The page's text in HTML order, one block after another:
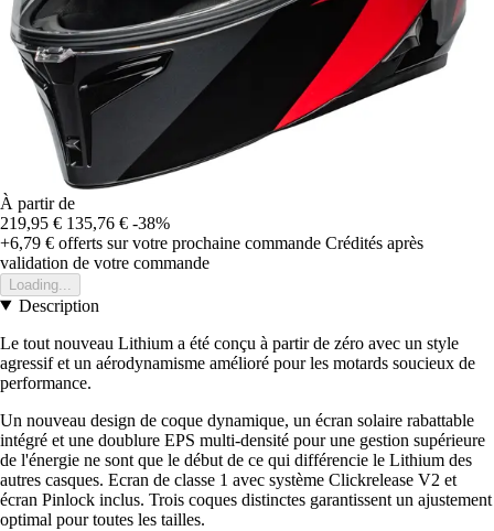
À partir de
219,95 € 135,76 € -38%
+6,79 € offerts sur votre prochaine commande Crédités après
validation de votre commande
Loading...
Description
Le tout nouveau Lithium a été conçu à partir de zéro avec un style
agressif et un aérodynamisme amélioré pour les motards soucieux de
performance.
Un nouveau design de coque dynamique, un écran solaire rabattable
intégré et une doublure EPS multi-densité pour une gestion supérieure
de l'énergie ne sont que le début de ce qui différencie le Lithium des
autres casques. Ecran de classe 1 avec système Clickrelease V2 et
écran Pinlock inclus. Trois coques distinctes garantissent un ajustement
optimal pour toutes les tailles.